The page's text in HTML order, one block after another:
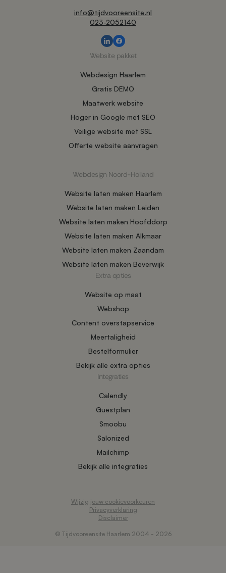
info@tijdvooreensite.nl
023-2052140
Website pakket
Webdesign Haarlem
Gratis DEMO
Maatwerk website
Hoger in Google met SEO
Veilige website met SSL
Offerte website aanvragen
Webdesign Noord-Holland
Website laten maken Haarlem
Website laten maken Leiden
Website laten maken Hoofddorp
Website laten maken Alkmaar
Website laten maken Zaandam
Website laten maken Beverwijk
Extra opties
Website op maat
Webshop
Content overstapservice
Meertaligheid
Bestelformulier
Bekijk alle extra opties
Integraties
Calendly
Guestplan
Smoobu
Salonized
Mailchimp
Bekijk alle integraties
Wijzig jouw cookievoorkeuren
Privacyverklaring
Disclaimer
© Tijdvooreensite Haarlem 2004 - 2026